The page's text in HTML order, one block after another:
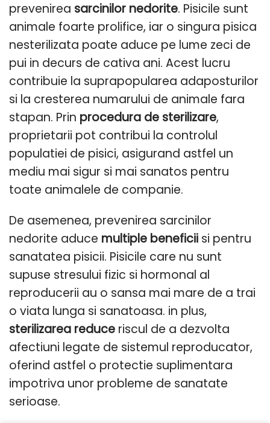
prevenirea sarcinilor nedorite. Pisicile sunt
animale foarte prolifice, iar o singura pisica
nesterilizata poate aduce pe lume zeci de
pui in decurs de cativa ani. Acest lucru
contribuie la suprapopularea adaposturilor
si la cresterea numarului de animale fara
stapan. Prin procedura de sterilizare,
proprietarii pot contribui la controlul
populatiei de pisici, asigurand astfel un
mediu mai sigur si mai sanatos pentru
toate animalele de companie.
De asemenea, prevenirea sarcinilor
nedorite aduce multiple beneficii si pentru
sanatatea pisicii. Pisicile care nu sunt
supuse stresului fizic si hormonal al
reproducerii au o sansa mai mare de a trai
o viata lunga si sanatoasa. in plus,
sterilizarea reduce riscul de a dezvolta
afectiuni legate de sistemul reproducator,
oferind astfel o protectie suplimentara
impotriva unor probleme de sanatate
serioase.